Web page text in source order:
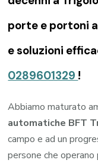
porte e portoni
e soluzioni
0289601329 !
Abbiamo maturato
automatiche BFT
campo e ad un
persone che operano